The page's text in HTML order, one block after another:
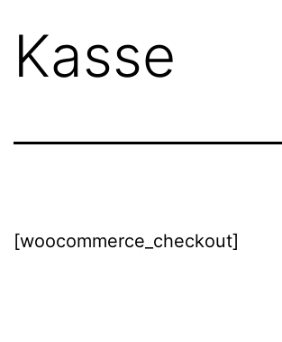
Kasse
[woocommerce_checkout]